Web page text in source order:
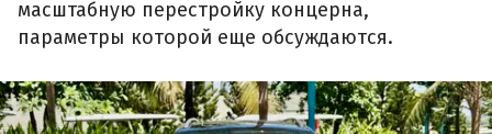
масштабную перестройку концерна,
параметры которой еще обсуждаются.